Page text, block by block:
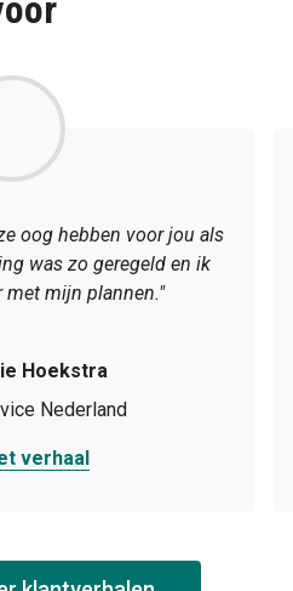
oog hebben voor jou als
was zo geregeld en ik
met mijn plannen."
Hoekstra
Nederland
verhaal